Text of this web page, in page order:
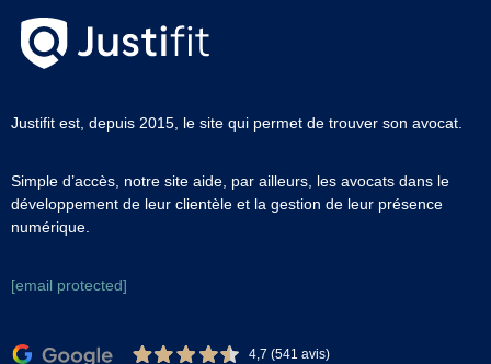
Justifit est, depuis 2015, le site qui permet de trouver son avocat.
Simple d’accès, notre site aide, par ailleurs, les avocats dans le
développement de leur clientèle et la gestion de leur présence
numérique.
[email protected]
4,7 (541 avis)